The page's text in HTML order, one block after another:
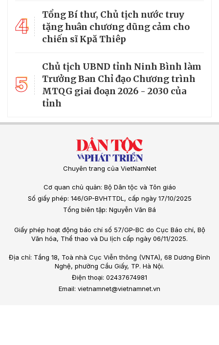
4
Tổng Bí thư, Chủ tịch nước truy
tặng huân chương dũng cảm cho
chiến sĩ Kpă Thiêp
5
Chủ tịch UBND tỉnh Ninh Bình làm
Trưởng Ban Chỉ đạo Chương trình
MTQG giai đoạn 2026 - 2030 của
tỉnh
Chuyên trang của VietNamNet
Cơ quan chủ quản: Bộ Dân tộc và Tôn giáo
Số giấy phép: 146/GP-BVHTTDL, cấp ngày 17/10/2025
Tổng biên tập: Nguyễn Văn Bá
Giấy phép hoạt động báo chí số 57/GP-BC do Cục Báo chí, Bộ
Văn hóa, Thể thao và Du lịch cấp ngày 06/11/2025.
Địa chỉ: Tầng 18, Toà nhà Cục Viễn thông (VNTA), 68 Dương Đình
Nghệ, phường Cầu Giấy, TP. Hà Nội.
Điện thoại: 02437674981
Email: vietnamnet@vietnamnet.vn